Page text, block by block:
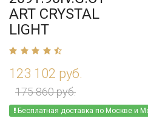
ART CRYSTAL
LIGHT
123 102 руб.
175 860 руб.
Бесплатная доставка по Москве и